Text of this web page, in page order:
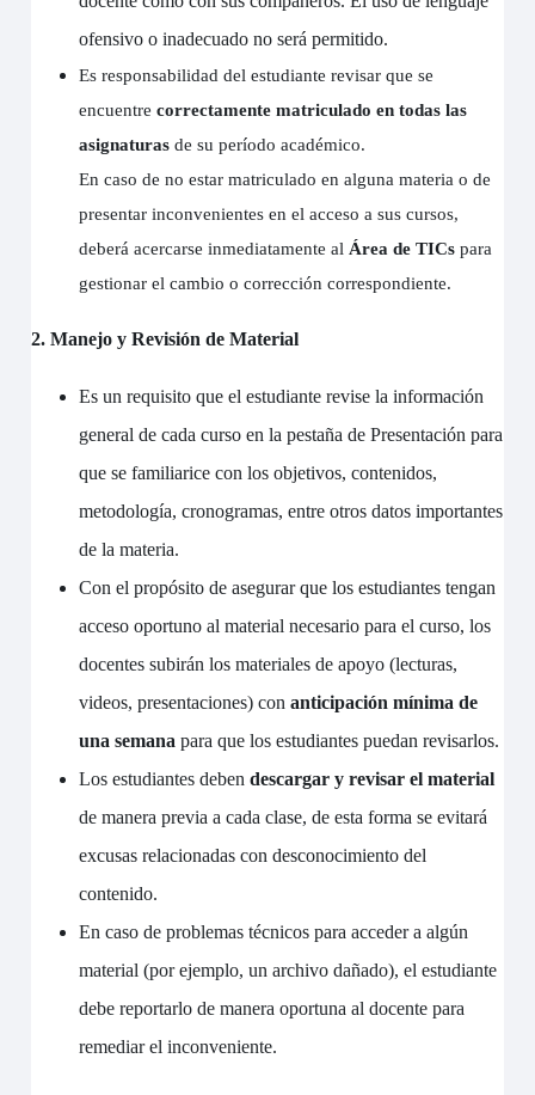
ofensivo o inadecuado no será permitido.
Es responsabilidad del estudiante revisar que se
encuentrecorrectamente matriculado en todas las
asignaturas de su período académico.
En caso de no estar matriculado en alguna materia o de
presentar inconvenientes en el acceso a sus cursos,
deberá acercarse inmediatamente al Área de TICs para
gestionar el cambio o corrección correspondiente.
2. Manejo y Revisión de Material
Es un requisito que el estudiante revise la información
general de cada curso en la pestaña de Presentación para
que se familiarice con los objetivos, contenidos,
metodología, cronogramas, entre otros datos importantes
de la materia.
Con el propósito de asegurar que los estudiantes tengan
acceso oportuno al material necesario para el curso, los
docentes subirán los materiales de apoyo (lecturas,
videos, presentaciones) conanticipación mínima de
una semana para que los estudiantes puedan revisarlos.
Los estudiantes debendescargar y revisar el material
de manera previa a cada clase, de esta forma se evitará
excusas relacionadas con desconocimiento del
contenido.
En caso de problemas técnicos para acceder a algún
material (por ejemplo, un archivo dañado), el estudiante
debe reportarlo de manera oportuna al docente para
remediar el inconveniente.